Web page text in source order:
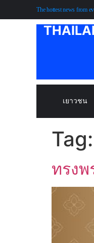
The hottest news from
เยาวชน
Tag:
ทรงพ